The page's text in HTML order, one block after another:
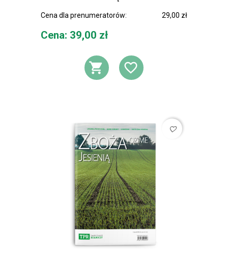
Cena dla prenumeratorów: 29,00 zł
Cena
Cena: 39,00 zł
DODAJ DO
DODAJ DO
favorite_border